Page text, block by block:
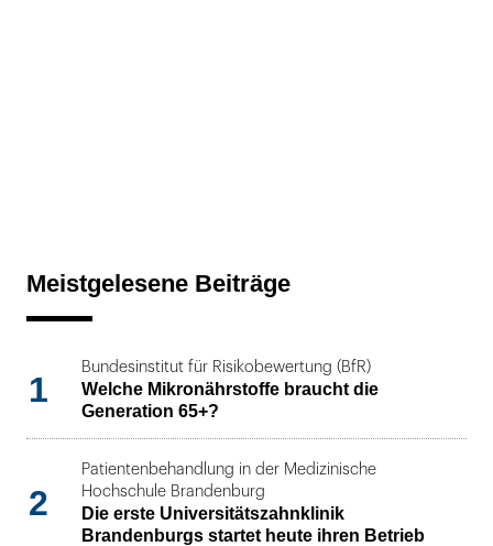
Meistgelesene Beiträge
1
Bundesinstitut für Risikobewertung (BfR)
Welche Mikronährstoffe braucht die
Generation 65+?
2
Patientenbehandlung in der Medizinische
Hochschule Brandenburg
Die erste Universitätszahnklinik
Brandenburgs startet heute ihren Betrieb